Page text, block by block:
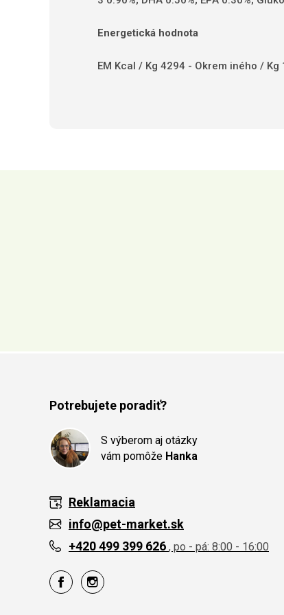
Energetická hodnota
EM Kcal / Kg 4294 - Okrem iného / Kg
Potrebujete poradiť?
S výberom aj otázky
vám pomôže Hanka
Reklamacia
info@pet-market.sk
+420 499 399 626 , po - pá: 8:00 - 16:00